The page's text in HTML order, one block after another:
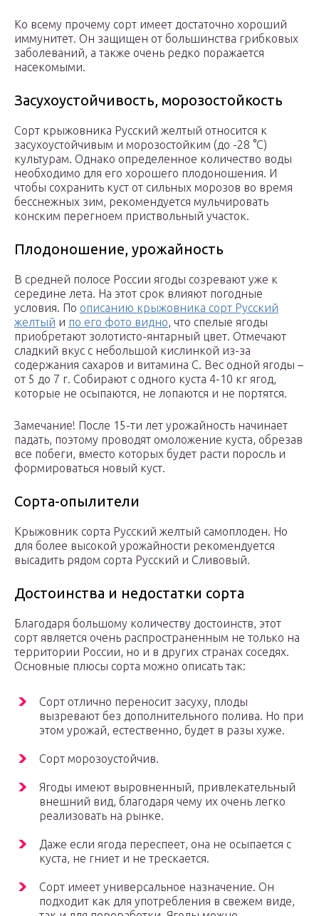
Ко всему прочему сорт имеет достаточно хороший
иммунитет. Он защищен от большинства грибковых
заболеваний, а также очень редко поражается
насекомыми.
Засухоустойчивость, морозостойкость
Сорт крыжовника Русский желтый относится к
засухоустойчивым и морозостойким (до -28 °C)
культурам. Однако определенное количество воды
необходимо для его хорошего плодоношения. И
чтобы сохранить куст от сильных морозов во время
бесснежных зим, рекомендуется мульчировать
конским перегноем приствольный участок.
Плодоношение, урожайность
В средней полосе России ягоды созревают уже к
середине лета. На этот срок влияют погодные
условия. По описанию крыжовника сорт Русский
желтый и по его фото видно, что спелые ягоды
приобретают золотисто-янтарный цвет. Отмечают
сладкий вкус с небольшой кислинкой из-за
содержания сахаров и витамина С. Вес одной ягоды –
от 5 до 7 г. Собирают с одного куста 4-10 кг ягод,
которые не осыпаются, не лопаются и не портятся.
Замечание! После 15-ти лет урожайность начинает
падать, поэтому проводят омоложение куста, обрезав
все побеги, вместо которых будет расти поросль и
формироваться новый куст.
Сорта-опылители
Крыжовник сорта Русский желтый самоплоден. Но
для более высокой урожайности рекомендуется
высадить рядом сорта Русский и Сливовый.
Достоинства и недостатки сорта
Благодаря большому количеству достоинств, этот
сорт является очень распространенным не только на
территории России, но и в других странах соседях.
Основные плюсы сорта можно описать так:
Сорт отлично переносит засуху, плоды
вызревают без дополнительного полива. Но при
этом урожай, естественно, будет в разы хуже.
Сорт морозоустойчив.
Ягоды имеют выровненный, привлекательный
внешний вид, благодаря чему их очень легко
реализовать на рынке.
Даже если ягода переспеет, она не осыпается с
куста, не гниет и не трескается.
Сорт имеет универсальное назначение. Он
подходит как для употребления в свежем виде,